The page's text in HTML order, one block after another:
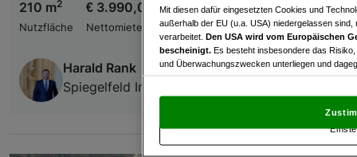
210 m2
Nutzfläche
€ 3.990,00
Nettomiete
Harald Rank
Spiegelfeld Immobilien GmbH
Mit diesen dafür eingesetzten Cookies und
außerhalb der EU (u.a. USA) niedergelassen
verarbeitet. Den USA wird vom Europäischen
bescheinigt. Es besteht insbesondere das
und Überwachungszwecken unterliegen und
und Widerspruch gegen die Verarbeitung auf der
„Cookie Einstellungen“, die sich auf jeder Seite